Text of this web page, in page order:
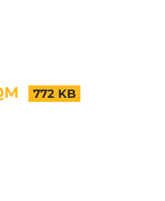
772 KB